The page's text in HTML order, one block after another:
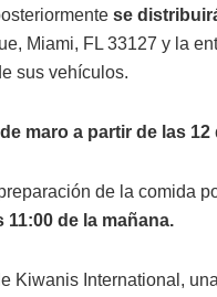
se
Miami, FL 33127 y la
sus vehículos.
maro a partir de las
de la comida
de la mañana.
Kiwanis International, una